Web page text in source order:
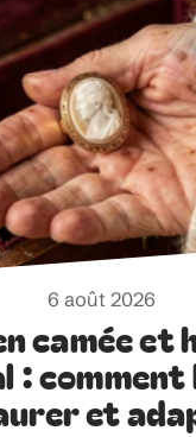
6 août 2026
camée et
:
et